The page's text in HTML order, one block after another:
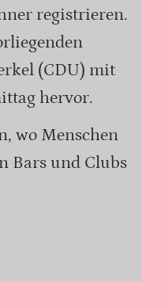
registrieren.
(CDU) mit
hervor.
wo Menschen
Bars und Clubs